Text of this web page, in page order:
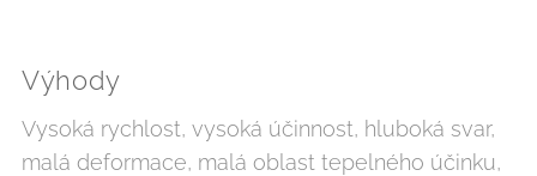
Výhody
Vysoká rychlost, vysoká účinnost, hluboká svar,
malá deformace, malá oblast tepelného účinku,